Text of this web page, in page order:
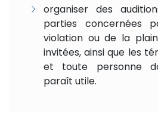
organiser des
parties concernées
violation ou de la
invitées, ainsi que les
et toute personne
paraît utile.